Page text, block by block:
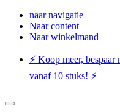
naar navigatie
Naar content
Naar winkelmand
⚡️ Koop meer,
vanaf 10 stuks! ⚡️